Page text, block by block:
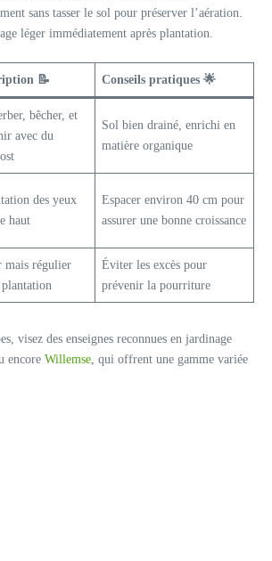
sans tasser le sol pour préserver l’aération.
léger immédiatement après plantation.
📝 Conseils pratiques 🌟
bêcher, et
avec du
Sol bien drainé, enrichi en
matière organique
des yeux
haut
Espacer environ 40 cm pour
assurer une bonne croissance
mais régulier
plantation
Éviter les excès pour
prévenir la pourriture
visez des enseignes reconnues en jardinage
encore Willemse, qui offrent une gamme variée